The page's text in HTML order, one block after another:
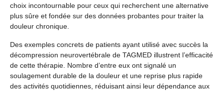
choix incontournable pour ceux qui recherchent une alternative
plus sûre et fondée sur des données probantes pour traiter la
douleur chronique.
Des exemples concrets de patients ayant utilisé avec succès la
décompression neurovertébrale de TAGMED illustrent l’efficacité
de cette thérapie. Nombre d’entre eux ont signalé un
soulagement durable de la douleur et une reprise plus rapide
des activités quotidiennes, réduisant ainsi leur dépendance aux